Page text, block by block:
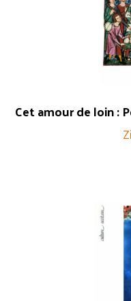
Cet amour de loin :